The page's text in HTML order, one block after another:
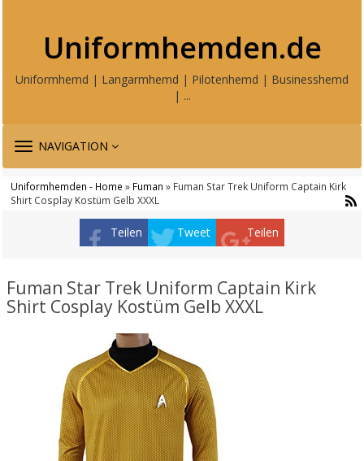
Uniformhemden.de
Uniformhemd | Langarmhemd | Pilotenhemd | Businesshemd
| ...
TOGGLE
NAVIGATION
Uniformhemden - Home » Fuman » Fuman Star Trek Uniform Captain Kirk
Shirt Cosplay Kostüm Gelb XXXL
Teilen Tweet Teilen
Fuman Star Trek Uniform Captain Kirk
Shirt Cosplay Kostüm Gelb XXXL